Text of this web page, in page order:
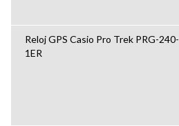
Reloj GPS Casio Pro Trek PRG-240-
1ER